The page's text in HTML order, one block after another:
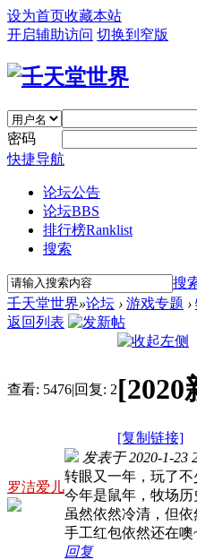
设为首页收藏本站
开启辅助访问 切换到窄版
密码
快捷导航
论坛公告
论坛BBS
排行榜Ranklist
搜索
搜
壬天堂世界»论坛 › 游戏专题 ›
返回列表
查看: 5476|回复: 2[2020
[复制链接]
罗洁爱儿
发表于 2020-1-23
转眼又一年，玩了
今年是鼠年，牧场
虽然依然冷清，但
手工红包依然还在噢
回复